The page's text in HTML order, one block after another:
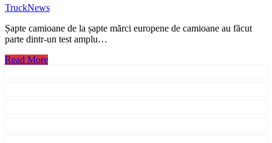
TruckNews
Șapte camioane de la șapte mărci europene de camioane au făcut
parte dintr-un test amplu…
Read More